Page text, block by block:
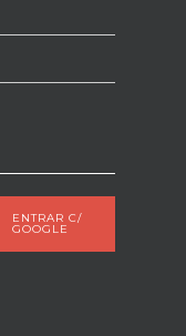
ENTRAR C/
GOOGLE